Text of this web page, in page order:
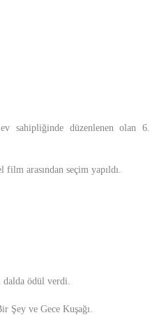
sahipliğinde düzenlenen olan 6.
arasından seçim yapıldı.
dalda ödül verdi.
Şey ve Gece Kuşağı.